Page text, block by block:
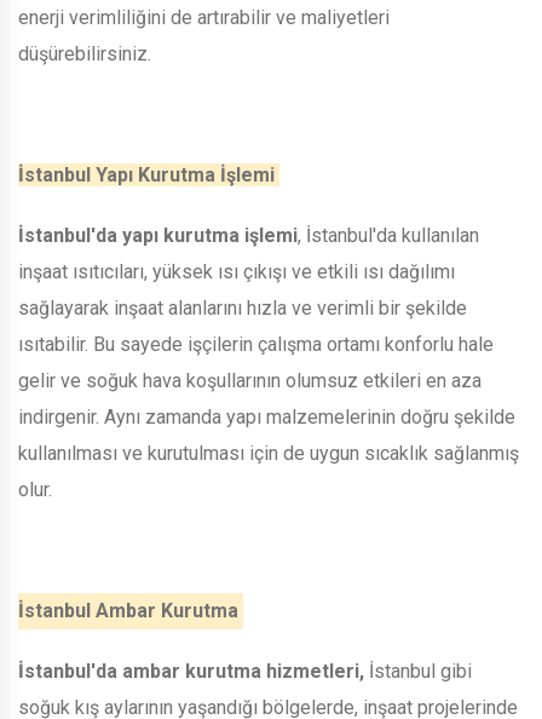
enerji verimliliğini de artırabilir ve maliyetleri
düşürebilirsiniz.
İstanbul Yapı Kurutma İşlemi
İstanbul'da yapı kurutma işlemi, İstanbul'da kullanılan
inşaat ısıtıcıları, yüksek ısı çıkışı ve etkili ısı dağılımı
sağlayarak inşaat alanlarını hızla ve verimli bir şekilde
ısıtabilir. Bu sayede işçilerin çalışma ortamı konforlu hale
gelir ve soğuk hava koşullarının olumsuz etkileri en aza
indirgenir. Aynı zamanda yapı malzemelerinin doğru şekilde
kullanılması ve kurutulması için de uygun sıcaklık sağlanmış
olur.
İstanbul Ambar Kurutma
İstanbul'da ambar kurutma hizmetleri, İstanbul gibi
soğuk kış aylarının yaşandığı bölgelerde, inşaat projelerinde